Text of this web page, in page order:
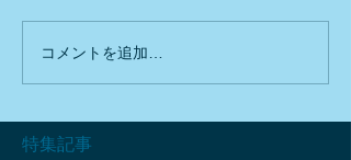
特集記事
コメントを追加…